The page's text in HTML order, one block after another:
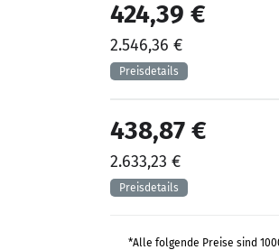
424,39 €
2.546,36 €
438,87 €
2.633,23 €
*Alle folgende Preise sind